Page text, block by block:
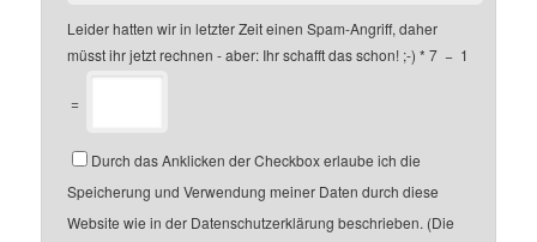
Leider hatten wir in letzter Zeit einen Spam-Angriff, daher
müsst ihr jetzt rechnen - aber: Ihr schafft das schon! ;-) * 7 − 1
=
Durch das Anklicken der Checkbox erlaube ich die
Speicherung und Verwendung meiner Daten durch diese
Website wie in der Datenschutzerklärung beschrieben. (Die